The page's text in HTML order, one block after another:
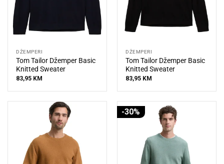
DŽEMPERI
Tom Tailor Džemper Basic
Knitted Sweater
83,95 KM
DŽEMPERI
Tom Tailor Džemper Basic
Knitted Sweater
83,95 KM
-30%